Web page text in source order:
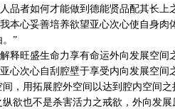
”
，用拓展腔外空间以达到腔内空间
欲也不是杀害活力之戒欲，外向发